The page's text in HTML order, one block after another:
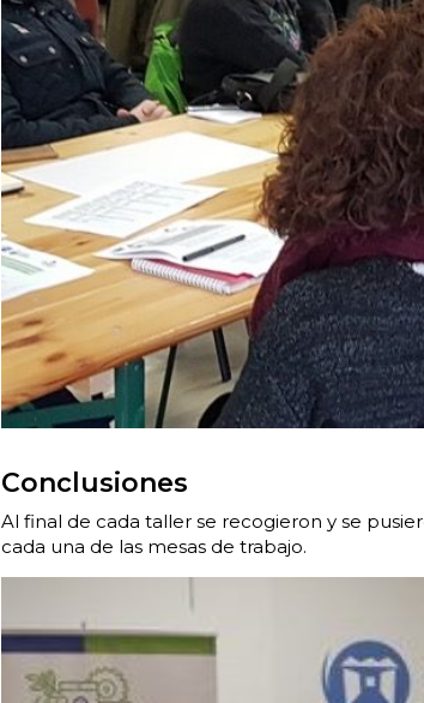
Conclusiones
Al final de cada taller se recogieron y se
cada una de las mesas de trabajo.